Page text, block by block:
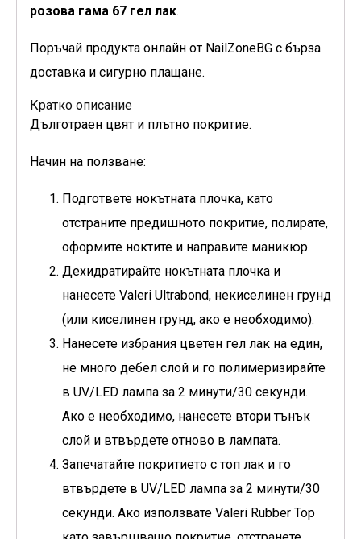
розова гама 67 гел лак.
Поръчай продукта онлайн от NailZoneBG с бърза
доставка и сигурно плащане.
Кратко описание
Дълготраен цвят и плътно покритие.
Начин на ползване:
Подгответе нокътната плочка, като
отстраните предишното покритие, полирате,
оформите ноктите и направите маникюр.
Дехидратирайте нокътната плочка и
нанесете Valeri Ultrabond, некиселинен грунд
(или киселинен грунд, ако е необходимо).
Нанесете избрания цветен гел лак на един,
не много дебел слой и го полимеризирайте
в UV/LED лампа за 2 минути/30 секунди.
Ако е необходимо, нанесете втори тънък
слой и втвърдете отново в лампата.
Запечатайте покритието с топ лак и го
втвърдете в UV/LED лампа за 2 минути/30
секунди. Ако използвате Valeri Rubber Top